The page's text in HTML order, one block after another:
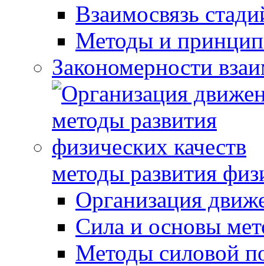
Взаимосвязь
Методы и
Закономерности
методы развития
Организация
Сила и основы
Методы силовой